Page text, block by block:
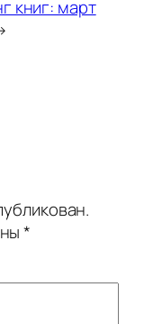
книг: март
*